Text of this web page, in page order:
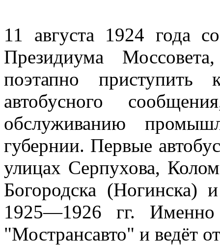
11 августа 1924 года
Президиума
поэтапно приступить
автобусного
обслуживанию
губернии. Первые
улицах Серпухова,
Богородска (Ногинска)
1925—1926 гг.
"Мострансавто" и ведёт